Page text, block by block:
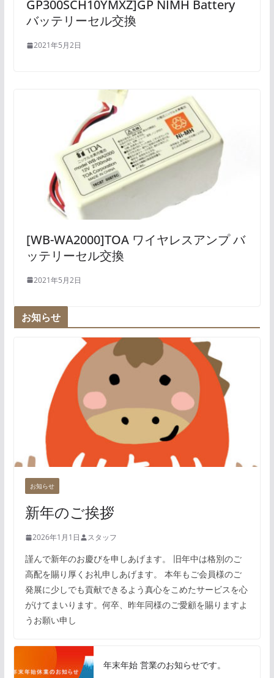
GP300SCH10YMXZ]GP NIMH Battery
バッテリーセル交換
2021年5月2日
[WB-WA2000]TOA ワイヤレスアンプ バ
ッテリーセル交換
2021年5月2日
お知らせ
お知らせ
新年のご挨拶
2026年1月1日 スタッフ
謹んで新年のお慶びを申しあげます。 旧年中は格別のご
高配を賜り厚くお礼申しあげます。 本年もご会員様のご
発展に少しでも貢献できるよう真心をこめたサービスを心
がけてまいります。何卒、昨年同様のご愛顧を賜りますよ
うお願い申し
年末年始 営業のお知らせです。